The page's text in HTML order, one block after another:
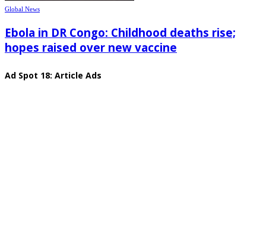
Global News
Ebola in DR Congo: Childhood deaths rise;
hopes raised over new vaccine
Ad Spot 18: Article Ads